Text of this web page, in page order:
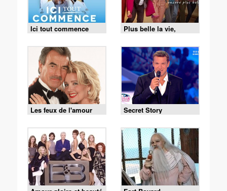
Ici tout commence Plus belle la vie,
encore plus belle
Les feux de l'amour Secret Story